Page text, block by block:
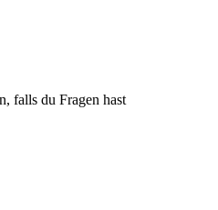
falls du Fragen hast